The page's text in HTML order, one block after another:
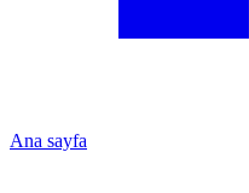
Ana sayfa